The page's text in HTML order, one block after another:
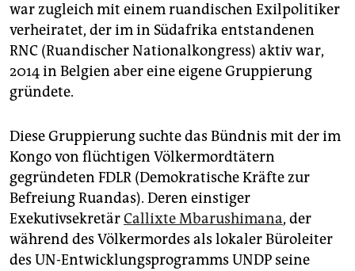
war zugleich mit einem ruandischen Exilpolitiker
verheiratet, der im in Südafrika entstandenen
RNC (Ruandischer Nationalkongress) aktiv war,
2014 in Belgien aber eine eigene Gruppierung
gründete.
Diese Gruppierung suchte das Bündnis mit der im
Kongo von flüchtigen Völkermordtätern
gegründeten FDLR (Demokratische Kräfte zur
Befreiung Ruandas). Deren einstiger
ExekutivsekretärCallixte Mbarushimana, der
während des Völkermordes als lokaler Büroleiter
des UN-Entwicklungsprogramms UNDP seine